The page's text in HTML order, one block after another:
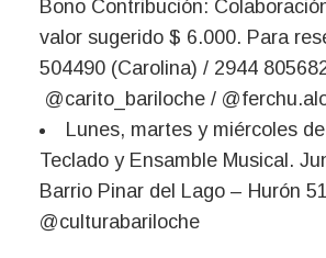
Bono Contribución:
valor sugerido $ 6.000. Para
504490 (Carolina) / 2944
@carito_bariloche /
Lunes, martes y miércoles
Teclado y Ensamble Musical.
Barrio Pinar del Lago – Hurón
@culturabariloche